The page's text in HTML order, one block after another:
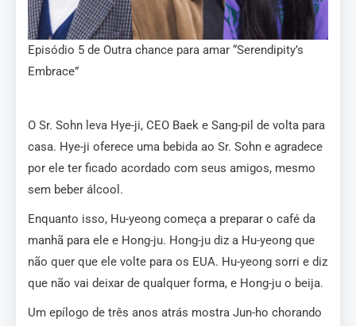
Episódio 5 de Outra chance para amar “Serendipity’s
Embrace”
O Sr. Sohn leva Hye-ji, CEO Baek e Sang-pil de volta para
casa. Hye-ji oferece uma bebida ao Sr. Sohn e agradece
por ele ter ficado acordado com seus amigos, mesmo
sem beber álcool.
Enquanto isso, Hu-yeong começa a preparar o café da
manhã para ele e Hong-ju. Hong-ju diz a Hu-yeong que
não quer que ele volte para os EUA. Hu-yeong sorri e diz
que não vai deixar de qualquer forma, e Hong-ju o beija.
Um epílogo de três anos atrás mostra Jun-ho chorando